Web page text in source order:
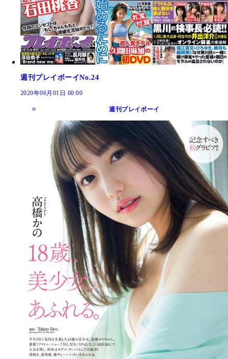
週刊プレイボーイNo.24
2020年06月01日 00:00
週刊プレイボーイ